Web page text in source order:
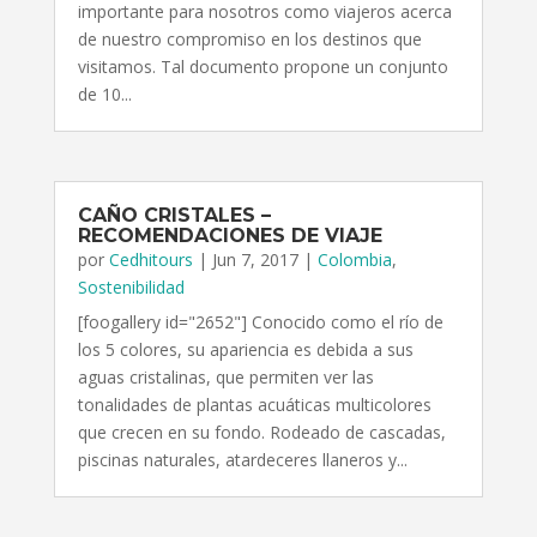
importante para nosotros como viajeros acerca
de nuestro compromiso en los destinos que
visitamos. Tal documento propone un conjunto
de 10...
CAÑO CRISTALES –
RECOMENDACIONES DE VIAJE
por Cedhitours | Jun 7, 2017| Colombia,
Sostenibilidad
[foogallery id="2652"] Conocido como el río de
los 5 colores, su apariencia es debida a sus
aguas cristalinas, que permiten ver las
tonalidades de plantas acuáticas multicolores
que crecen en su fondo. Rodeado de cascadas,
piscinas naturales, atardeceres llaneros y...